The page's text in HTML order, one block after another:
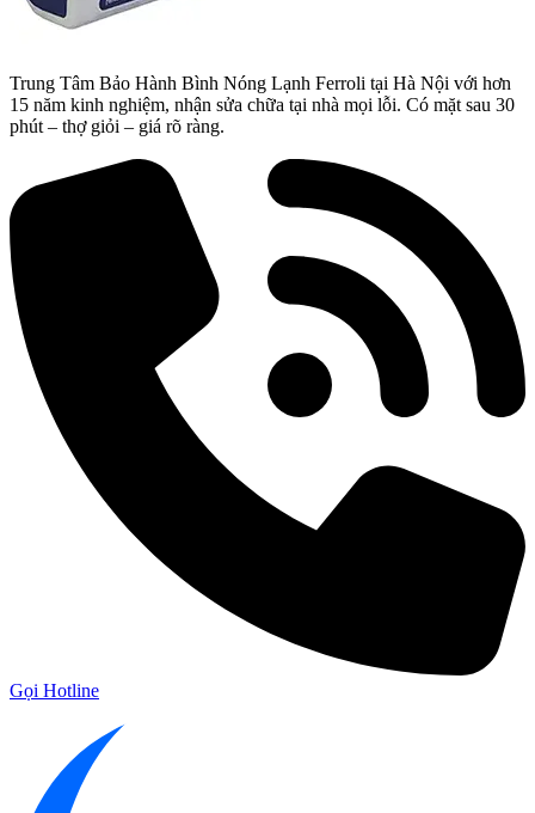
Trung Tâm Bảo Hành Bình Nóng Lạnh Ferroli tại Hà Nội với hơn
15 năm kinh nghiệm, nhận sửa chữa tại nhà mọi lỗi. Có mặt sau 30
phút – thợ giỏi – giá rõ ràng.
Gọi Hotline